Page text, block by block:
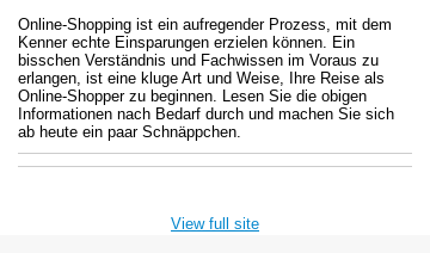
Online-Shopping ist ein aufregender Prozess, mit dem
Kenner echte Einsparungen erzielen können. Ein
bisschen Verständnis und Fachwissen im Voraus zu
erlangen, ist eine kluge Art und Weise, Ihre Reise als
Online-Shopper zu beginnen. Lesen Sie die obigen
Informationen nach Bedarf durch und machen Sie sich
ab heute ein paar Schnäppchen.
View full site